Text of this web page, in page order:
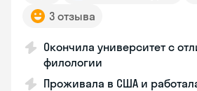
3 отзыва
Окончила университет с
филологии
Проживала в США и